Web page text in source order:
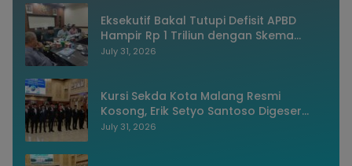
Eksekutif Bakal Tutupi Defisit APBD
Hampir Rp 1 Triliun dengan Skema
Utang Rp786,573 Miliar
July 31, 2026
Kursi Sekda Kota Malang Resmi
Kosong, Erik Setyo Santoso Digeser
Jadi Asisten, Pemkot Mulai Era Baru
July 31, 2026